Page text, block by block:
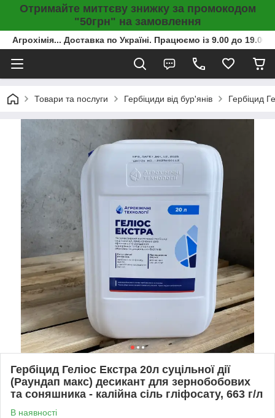
Отримайте миттєву знижку за промокодом
"50грн" на замовлення
Агрохімія... Доставка по Україні. Працюємо із 9.00 до
Товари та послуги Гербіциди від бур'янів Гербіцид
Гербіцид Геліос Екстра 20л суцільної дії
(Раундап макс) десикант для зернобобових
та соняшника - калійна сіль гліфосату, 663 г/л
В наявності